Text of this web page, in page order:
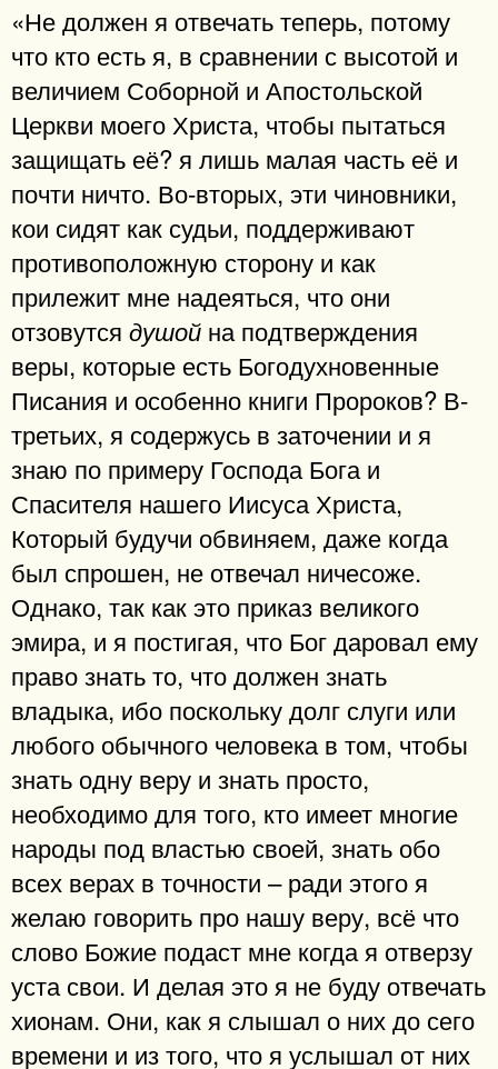
«Не должен я отвечать теперь, потому
что кто есть я, в сравнении с высотой и
величием Соборной и Апостольской
Церкви моего Христа, чтобы пытаться
защищать её? я лишь малая часть её и
почти ничто. Во-вторых, эти чиновники,
кои сидят как судьи, поддерживают
противоположную сторону и как
прилежит мне надеяться, что они
отзовутся душой на подтверждения
веры, которые есть Богодухновенные
Писания и особенно книги Пророков? В-
третьих, я содержусь в заточении и я
знаю по примеру Господа Бога и
Спасителя нашего Иисуса Христа,
Который будучи обвиняем, даже когда
был спрошен, не отвечал ничесоже.
Однако, так как это приказ великого
эмира, и я постигая, что Бог даровал ему
право знать то, что должен знать
владыка, ибо поскольку долг слуги или
любого обычного человека в том, чтобы
знать одну веру и знать просто,
необходимо для того, кто имеет многие
народы под властью своей, знать обо
всех верах в точности – ради этого я
желаю говорить про нашу веру, всё что
слово Божие подаст мне когда я отверзу
уста свои. И делая это я не буду отвечать
хионам. Они, как я слышал о них до сего
времени и из того, что я услышал от них